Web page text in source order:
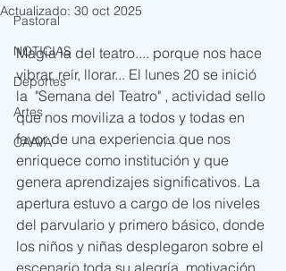
Pastoral
NOTICIAS
Deportes
Artes
CAAVA
Actualizado: 30 oct 2025
Magia la del teatro.... porque nos hace
vibrar, reír, llorar... El lunes 20 se inició
la  "Semana del Teatro" , actividad sello
que nos moviliza a todos y todas en
favor de una experiencia que nos
enriquece como institución y que
genera aprendizajes significativos. La
apertura estuvo a cargo de los niveles
del parvulario y primero básico, donde
los niños y niñas desplegaron sobre el
escenario toda su alegría, motivación